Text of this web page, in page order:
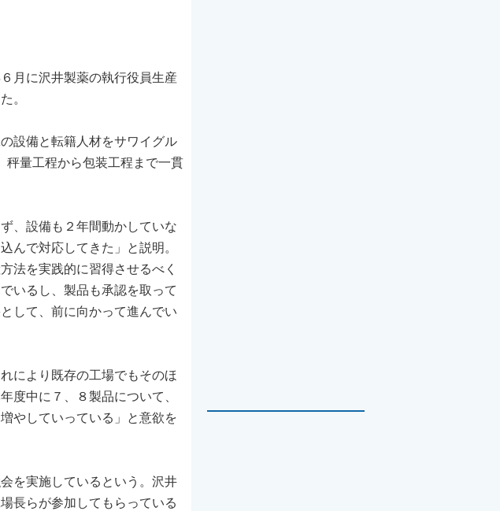
月に沢井製薬の執行役員生産
。
設備と転籍人材をサワイグル
秤量工程から包装工程まで一貫
、設備も２年間動かしていな
んで対応してきた」と説明。
法を実践的に習得させるべく
いるし、製品も承認を取って
して、前に向かって進んでい
により既存の工場でもそのほ
度中に７、８製品について、
やしていっている」と意欲を
を実施しているという。沢井
長らが参加してもらっている